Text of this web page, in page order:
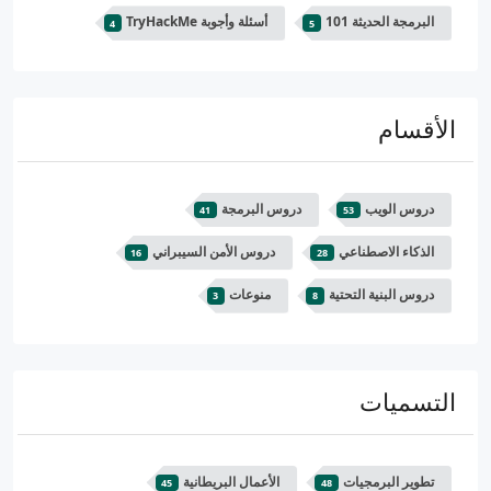
البرمجة الحديثة 101 5 أسئلة وأجوبة TryHackMe 4
الأقسام
دروس الويب 53 دروس البرمجة 41
الذكاء الاصطناعي 28 دروس الأمن السيبراني 16
دروس البنية التحتية 8 منوعات 3
التسميات
تطوير البرمجيات 48 الأعمال البريطانية 45